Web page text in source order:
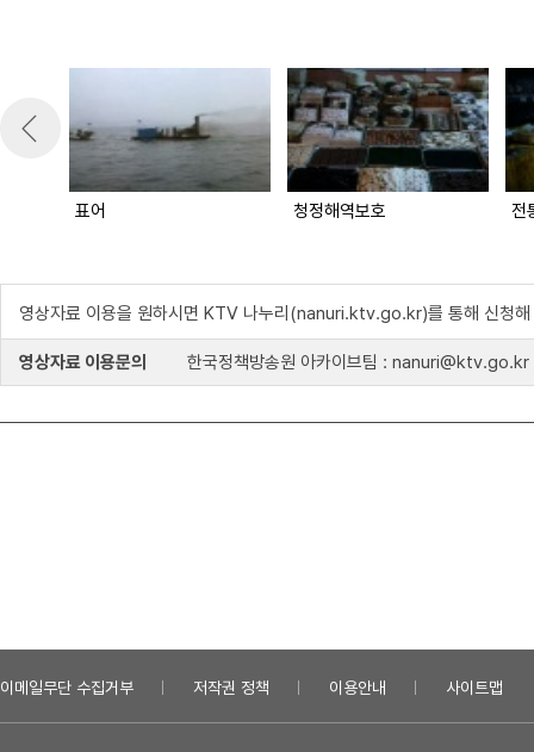
표어 청정해역보호 전
영상자료 이용을 원하시면 KTV 나누리(nanuri.ktv.go.kr)를 통해 신청해
영상자료 이용문의 한국정책방송원 아카이브팀 : nanuri@ktv.go.kr
이메일무단 수집거부 저작권 정책 이용안내 사이트맵